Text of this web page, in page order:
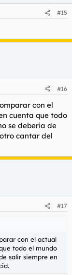
#15
#16
con el
cuenta que todo
se deberia de
cantar del
#17
con el actual
todo el mundo
salir siempre en